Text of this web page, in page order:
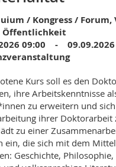
/ Kongress / Forum,
Öffentlichkeit
09:00 - 09.09.2026
Kurs soll es den
ihre Arbeitskenntnisse
zu erweitern und
ihrer Doktorarbeit
zu einer
ein, die sich mit dem
Geschichte,